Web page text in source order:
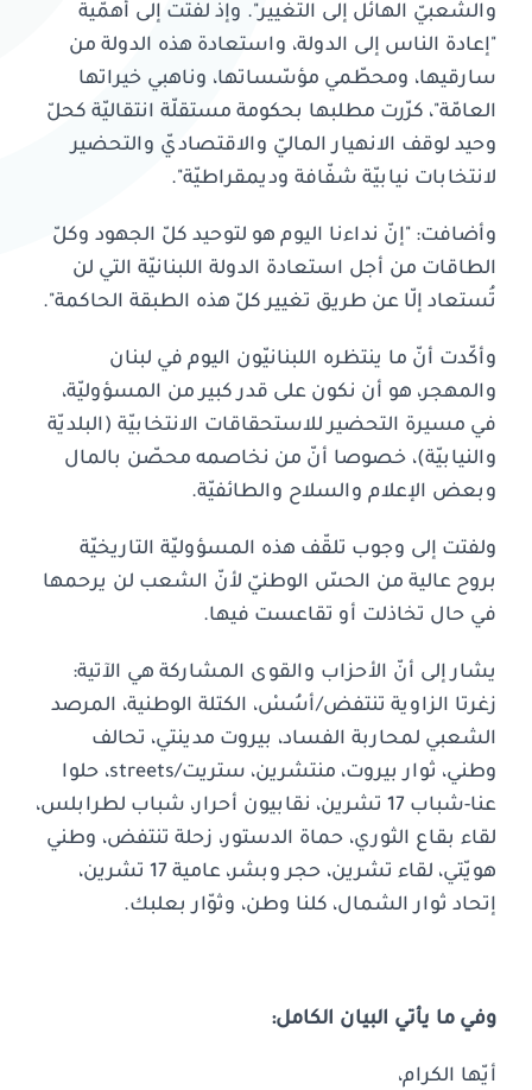
والشعبيّ الهائل إلى التغيير". وإذ لفتت إلى أهمّية
"إعادة الناس إلى الدولة، واستعادة هذه الدولة من
سارقيها، ومحطّمي مؤسّساتها، وناهبي خيراتها
العامّة"، كرّرت مطلبها بحكومة مستقلّة انتقاليّة كحلّ
وحيد لوقف الانهيار الماليّ والاقتصاديّ والتحضير
لانتخابات نيابيّة شفّافة وديمقراطيّة".
وأضافت: "إنّ نداءنا اليوم هو لتوحيد كلّ الجهود وكلّ
الطاقات من أجل استعادة الدولة اللبنانيّة التي لن
تُستعاد إلّا عن طريق تغيير كلّ هذه الطبقة الحاكمة".
وأكّدت أنّ ما ينتظره اللبنانيّون اليوم في لبنان
والمهجر، هو أن نكون على قدر كبير من المسؤوليّة،
في مسيرة التحضير للاستحقاقات الانتخابيّة (البلديّة
والنيابيّة)، خصوصا أنّ من نخاصمه محصّن بالمال
وبعض الإعلام والسلاح والطائفيّة.
ولفتت إلى وجوب تلقّف هذه المسؤوليّة التاريخيّة
بروح عالية من الحسّ الوطنيّ لأنّ الشعب لن يرحمها
في حال تخاذلت أو تقاعست فيها.
يشار إلى أنّ الأحزاب والقوى المشاركة هي الآتية:
زغرتا الزاوية تنتفض/أسُسْ، الكتلة الوطنية، المرصد
الشعبي لمحاربة الفساد، بيروت مدينتي، تحالف
وطني، ثوار بيروت، منتشرين، ستريت/streets، حلوا
عنا-شباب 17 تشرين، نقابيون أحرار، شباب لطرابلس،
لقاء بقاع الثوري، حماة الدستور، زحلة تنتفض، وطني
هويّتي، لقاء تشرين، حجر وبشر، عامية 17 تشرين،
إتحاد ثوار الشمال، كلنا وطن، وثوّار بعلبك.
وفي ما يأتي البيان الكامل:
أيّها الكرام،